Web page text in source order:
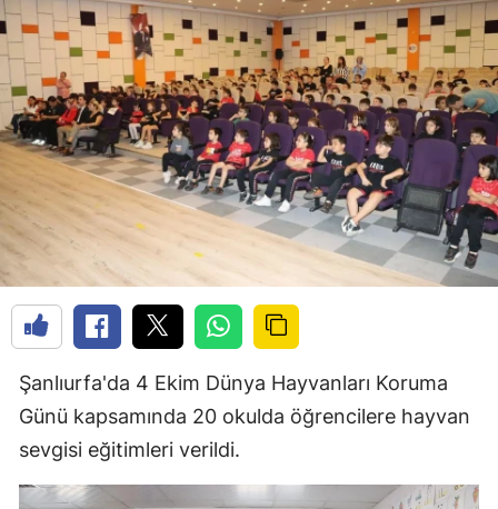
Şanlıurfa'da 4 Ekim Dünya Hayvanları Koruma
Günü kapsamında 20 okulda öğrencilere hayvan
sevgisi eğitimleri verildi.